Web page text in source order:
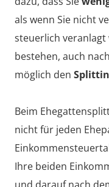
als wenn Sie nicht
steuerlich
bestehen, auch
möglich den
Beim
nicht für jeden
Ihre beiden